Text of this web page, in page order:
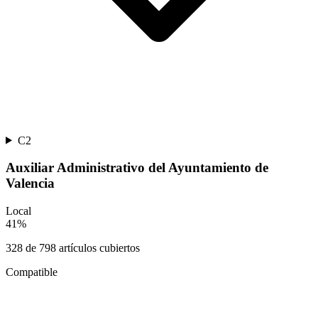
C2
Auxiliar Administrativo del Ayuntamiento de
Valencia
Local
41%
328 de 798 artículos cubiertos
Compatible